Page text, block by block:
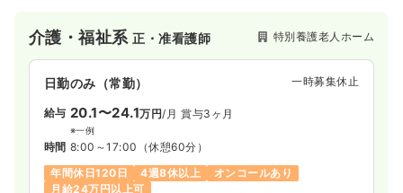
介護・福祉系正・准看護師 特別養護老人ホーム
日勤のみ（常勤） 一時募集休止
給与 20.1〜24.1万円/月 賞与3ヶ月
※一例
時間 8:00～17:00 （休憩60分）
年間休日120日
4週8休以上
オンコールあり
月給24万円以上可